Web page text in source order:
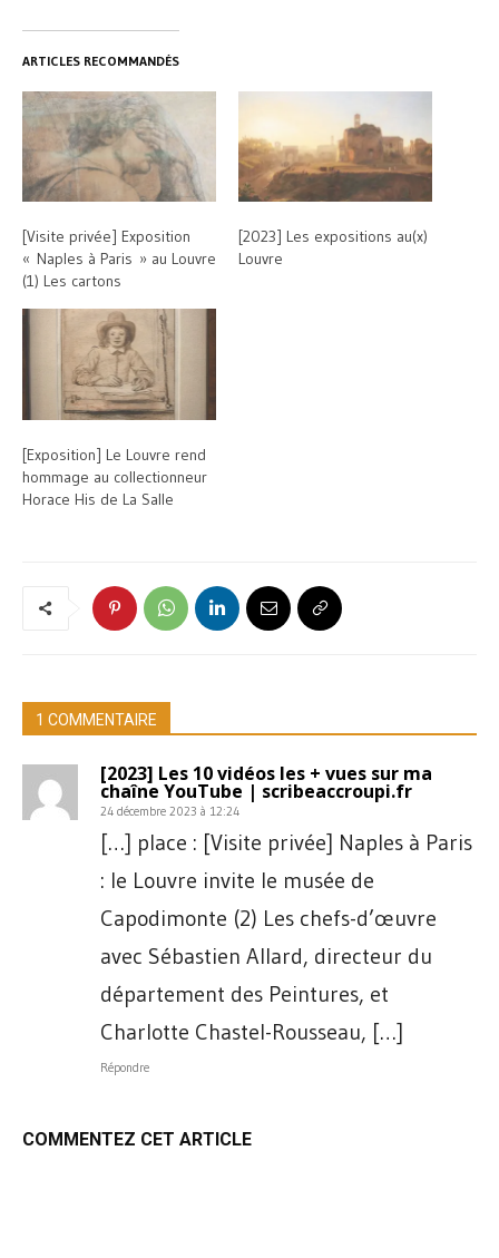
ARTICLES RECOMMANDÉS
[Visite privée] Exposition
« Naples à Paris » au Louvre
(1) Les cartons
[2023] Les expositions au(x)
Louvre
[Exposition] Le Louvre rend
hommage au collectionneur
Horace His de La Salle
1 COMMENTAIRE
[2023] Les 10 vidéos les + vues sur ma
chaîne YouTube | scribeaccroupi.fr
24 décembre 2023 à 12:24
[…] place : [Visite privée] Naples à Paris
: le Louvre invite le musée de
Capodimonte (2) Les chefs-d’œuvre
avec Sébastien Allard, directeur du
département des Peintures, et
Charlotte Chastel-Rousseau, […]
Répondre
COMMENTEZ CET ARTICLE